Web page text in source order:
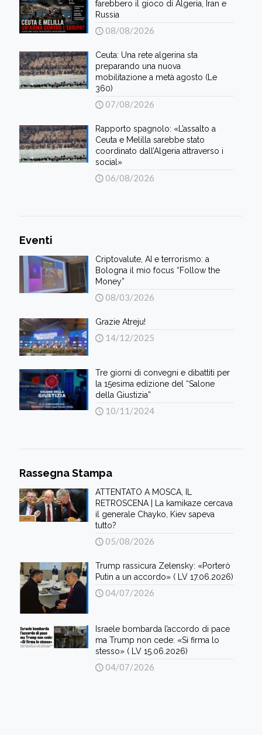
farebbero il gioco di Algeria, Iran e
Russia
08/08/2026
Ceuta: Una rete algerina sta
preparando una nuova
mobilitazione a metà agosto (Le
360)
07/08/2026
Rapporto spagnolo: «L’assalto a
Ceuta e Melilla sarebbe stato
coordinato dall’Algeria attraverso i
social»
06/08/2026
Eventi
Criptovalute, AI e terrorismo: a
Bologna il mio focus “Follow the
Money”
08/03/2026
Grazie Atreju!
14/12/2025
Tre giorni di convegni e dibattiti per
la 15esima edizione del “Salone
della Giustizia”
10/11/2024
Rassegna Stampa
ATTENTATO A MOSCA, IL
RETROSCENA | La kamikaze cercava
il generale Chayko, Kiev sapeva
tutto?
05/08/2026
Trump rassicura Zelensky: «Porterò
Putin a un accordo» ( LV 17.06.2026)
04/07/2026
Israele bombarda l’accordo di pace
ma Trump non cede: «Si firma lo
stesso» ( LV 15.06.2026)
04/07/2026